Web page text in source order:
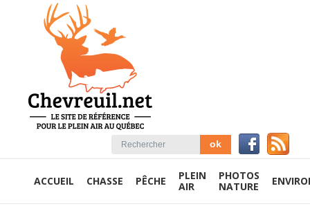
ACCUEIL CHASSE PÊCHE
PLEIN
AIR
PHOTOS
NATURE